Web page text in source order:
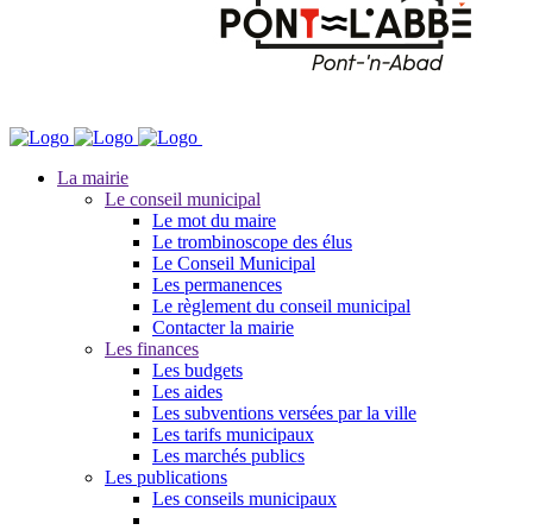
La mairie
Le conseil municipal
Le mot du maire
Le trombinoscope des élus
Le Conseil Municipal
Les permanences
Le règlement du conseil municipal
Contacter la mairie
Les finances
Les budgets
Les aides
Les subventions versées par la ville
Les tarifs municipaux
Les marchés publics
Les publications
Les conseils municipaux